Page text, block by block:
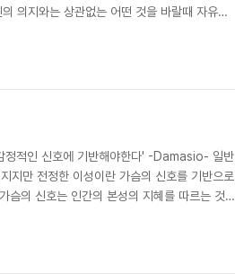
의지와는 상관없는 어떤 것을 바랄때 자유는
정적인 신호에 기반해야한다' -Damasio- 일반
지만 전정한 이성이란 가슴의 신호를 기반으로
슴의 신호는 인간의 본성의 지혜를 따르는 것입